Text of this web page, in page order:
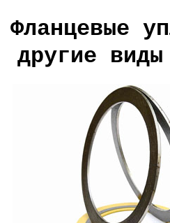
Фланцевые
другие